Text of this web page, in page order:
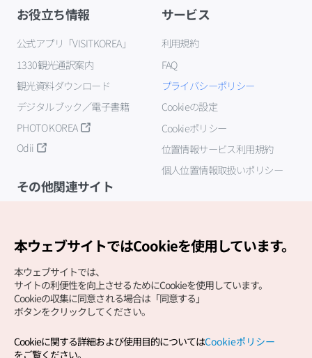
お役立ち情報
公式アプリ「VISITKOREA」
1330観光通訳案内
観光資料ダウンロード
デジタルブック／電子書籍
PHOTO KOREA
Odii
サービス
利用規約
FAQ
プライバシーポリシー
Cookieの設定
Cookieポリシー
位置情報サービス利用規約
個人位置情報取扱いポリシー
その他関連サイト
Copyright (c) Korea Tourism Organization All Rights
本ウェブサイトではCookieを使用しています。
本ウェブサイトでは、
サイトの利便性を向上させるためにCookieを使用しています。
Cookieの収集に同意される場合は「同意する」
ボタンをクリックしてください。
Cookieに関する詳細および使用目的についてはCookieポリシー
をご覧ください。